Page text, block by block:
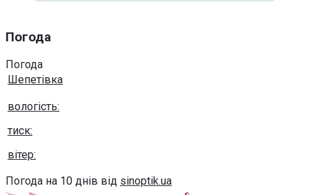
Погода
Погода
Шепетівка
вологість:
тиск:
вітер:
Погода на 10 днів від sinoptik.ua